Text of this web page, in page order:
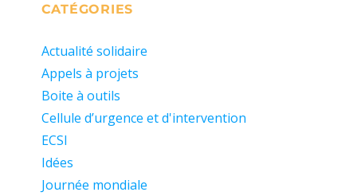
CATÉGORIES
Actualité solidaire
Appels à projets
Boite à outils
Cellule d’urgence et d'intervention
ECSI
Idées
Journée mondiale